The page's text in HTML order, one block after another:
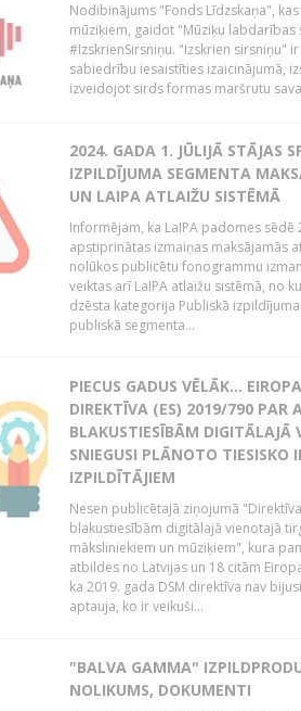
Nodibinājums "Fonds Līdzskaņa",
mūziķiem, gaidot "Mūziķu labdarības
#IzskrienSirsniņu. "Izskrien sirsniņu"
sabiedrību iesaistīties izaicinājumā,
izveidojot sirds formas maršrutu
2024. GADA 1. JŪLIJĀ STĀJAS
IZPILDĪJUMA SEGMENTA
UN LAIPA ATLAIŽU SISTĒMĀ
Informējam, ka LaIPA padomes sēdē
apstiprinātas izmaiņas maksājamās
nolūkos publicētu fonogrammu
veiktas arī LaIPA atlaižu sistēmā, no
dzēsta kategorija Publiskā
publiskā segmenta...
PIECUS GADUS VĒLĀK...
DIREKTĪVA (ES) 2019/790 PAR
BLAKUSTIESĪBĀM DIGITĀLAJĀ
SNIEGUSI PLĀNOTO TIESISKO
IZPILDĪTĀJIEM
Nesen publicētajā ziņojumā
blakustiesībām digitālajā vienotajā
māksliniekiem un mūziķiem", kura
atbildes no Latvijas un 18 citām
ka 2019. gada DSM direktīva nav
aptauja, ko ir veikuši...
"BALVA GAMMA"
NOLIKUMS, DOKUMENTI